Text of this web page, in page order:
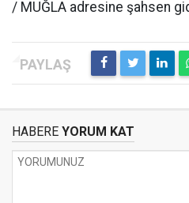
/ MUĞLA adresine şahsen
HABERE YORUM KAT